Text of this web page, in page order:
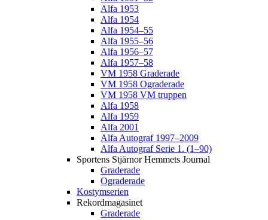
Alfa 1953
Alfa 1954
Alfa 1954–55
Alfa 1955–56
Alfa 1956–57
Alfa 1957–58
VM 1958 Graderade
VM 1958 Ograderade
VM 1958 VM truppen
Alfa 1958
Alfa 1959
Alfa 2001
Alfa Autograf 1997–2009
Alfa Autograf Serie 1. (1–90)
Sportens Stjärnor Hemmets Journal
Graderade
Ograderade
Kostymserien
Rekordmagasinet
Graderade